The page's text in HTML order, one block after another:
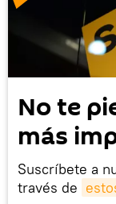
No te
más
Suscríbete a
través de